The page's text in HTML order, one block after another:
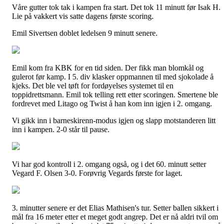
Våre gutter tok tak i kampen fra start. Det tok 11 minutt før Isak H.
Lie på vakkert vis satte dagens første scoring.
Emil Sivertsen doblet ledelsen 9 minutt senere.
Emil kom fra KBK for en tid siden. Der fikk man blomkål og
gulerot før kamp. I 5. div klasker oppmannen til med sjokolade å
kjeks. Det ble vel tøft for fordøyelses systemet til en
toppidrettsmann. Emil tok telling rett etter scoringen. Smertene ble
fordrevet med Litago og Twist å han kom inn igjen i 2. omgang.
Vi gikk inn i barneskirenn-modus igjen og slapp motstanderen litt
inn i kampen. 2-0 står til pause.
Vi har god kontroll i 2. omgang også, og i det 60. minutt setter
Vegard F. Olsen 3-0. Forøvrig Vegards første for laget.
3. minutter senere er det Elias Mathisen's tur. Setter ballen sikkert i
mål fra 16 meter etter et meget godt angrep. Det er nå aldri tvil om